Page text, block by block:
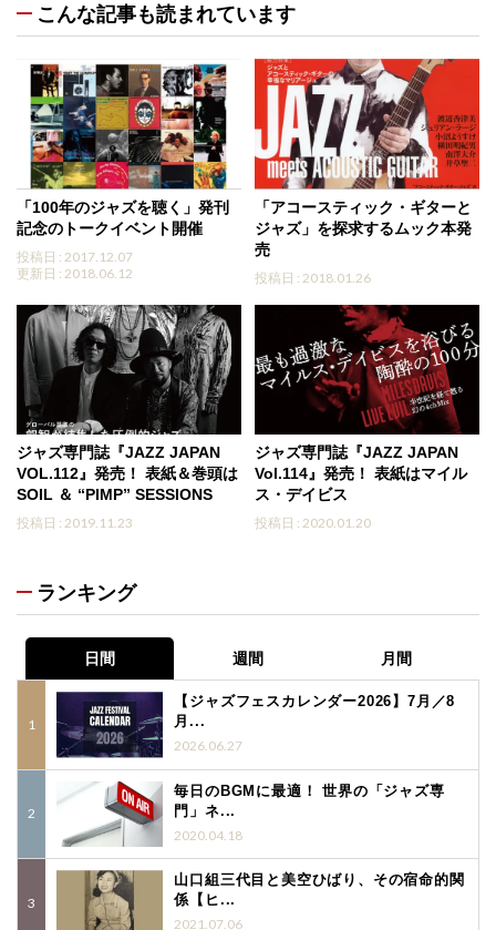
こんな記事も読まれています
「100年のジャズを聴く」発刊
記念のトークイベント開催
投稿日 : 2017.12.07
更新日 : 2018.06.12
「アコースティック・ギターと
ジャズ」を探求するムック本発
売
投稿日 : 2018.01.26
ジャズ専門誌『JAZZ JAPAN
VOL.112』発売！ 表紙＆巻頭は
SOIL ＆ “PIMP” SESSIONS
投稿日 : 2019.11.23
ジャズ専門誌『JAZZ JAPAN
Vol.114』発売！ 表紙はマイル
ス・デイビス
投稿日 : 2020.01.20
ランキング
日間 週間 月間
【ジャズフェスカレンダー2026】7月／8
月...
2026.06.27
毎日のBGMに最適！ 世界の「ジャズ専
門」ネ...
2020.04.18
山口組三代目と美空ひばり、その宿命的関
係【ヒ...
2021.07.06